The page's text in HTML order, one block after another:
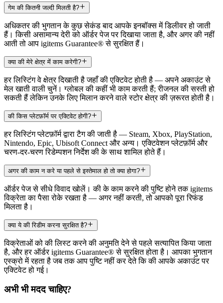
गेम की कितनी जल्दी मिलती है?
अधिकतर की भुगतान के कुछ सेकंड बाद आपके इनबॉक्स में डिलीवर हो जाती
हैं। किसी असामान्य देरी को ऑर्डर पेज पर दिखाया जाता है, और अगर की नहीं
आती तो आप igitems Guarantee® से सुरक्षित हैं।
क्या की मेरे क्षेत्र में काम करेगी?
हर लिस्टिंग वे क्षेत्र दिखाती है जहाँ की एक्टिवेट होती है — अपने अकाउंट से
मेल खाती वाली चुनें। ग्लोबल की कहीं भी काम करती हैं; रीजनल की सस्ती हो
सकती हैं लेकिन उनके लिए मिलान करने वाले स्टोर क्षेत्र की ज़रूरत होती है।
की किस प्लेटफ़ॉर्म पर एक्टिवेट होगी?
हर लिस्टिंग प्लेटफ़ॉर्म द्वारा टैग की जाती है — Steam, Xbox, PlayStation,
Nintendo, Epic, Ubisoft Connect और अन्य। एक्टिवेशन प्लेटफ़ॉर्म और
चरण-दर-चरण रिडेम्पशन निर्देश की के साथ शामिल होते हैं।
अगर की काम न करे या पहले से इस्तेमाल हो तो क्या होगा?
ऑर्डर पेज से सीधे विवाद खोलें। की के काम करने की पुष्टि होने तक igitems
विक्रेता का पैसा रोके रखता है — अगर नहीं करती, तो आपको पूरा रिफंड
मिलता है।
क्या ये की रिडीम करना सुरक्षित है?
विक्रेताओं को की लिस्ट करने की अनुमति देने से पहले सत्यापित किया जाता
है, और हर ऑर्डर igitems Guarantee® से सुरक्षित होता है। आपका भुगतान
एस्क्रो में रहता है जब तक आप पुष्टि नहीं कर देते कि की आपके अकाउंट पर
एक्टिवेट हो गई।
अभी भी मदद चाहिए?